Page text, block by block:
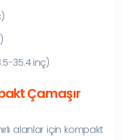
35.4 inç)
Çamaşır
alanlar için kompakt